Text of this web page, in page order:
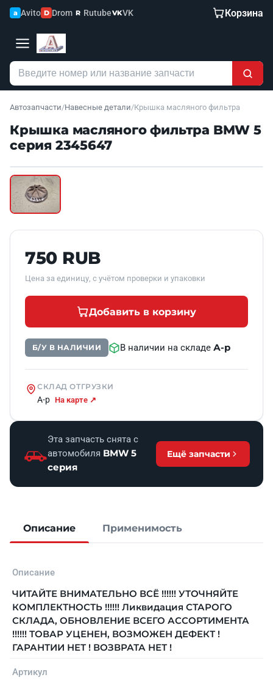
a Avito D Drom R RutubeVKVK Корзина
Автозапчасти/Навесные детали/Крышка масляного фильтра
Крышка масляного фильтра BMW 5
серия 2345647
Б/У В НАЛИЧИИ
750 RUB
Цена за единицу, с учётом проверки и упаковки
Добавить в корзину
Б/У В НАЛИЧИИ В наличии на складеА-р
СКЛАД ОТГРУЗКИ
А-р На карте ↗
Эта запчасть снята с
автомобиля BMW 5
серия
Ещё запчасти
Описание Применимость
Описание
ЧИТАЙТЕ ВНИМАТЕЛЬНО ВСЁ !!!!!! УТОЧНЯЙТЕ
КОМПЛЕКТНОСТЬ !!!!!! Ликвидация СТАРОГО
СКЛАДА, ОБНОВЛЕНИЕ ВСЕГО АССОРТИМЕНТА
!!!!!! ТОВАР УЦЕНЕН, ВОЗМОЖЕН ДЕФЕКТ !
ГАРАНТИИ НЕТ ! ВОЗВРАТА НЕТ !
Артикул